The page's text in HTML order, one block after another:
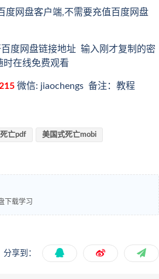
度网盘客户端,不需要充值百度网盘
度网盘链接地址 输入刚才复制的密
时在线免费观看
微信: jiaochengs 备注：教程
亡pdf 美国式死亡mobi
下载学习
分享到：